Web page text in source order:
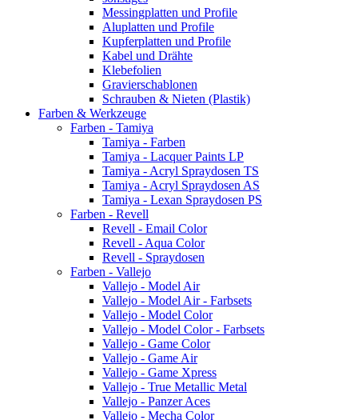
Messingplatten und Profile
Aluplatten und Profile
Kupferplatten und Profile
Kabel und Drähte
Klebefolien
Gravierschablonen
Schrauben & Nieten (Plastik)
Farben & Werkzeuge
Farben - Tamiya
Tamiya - Farben
Tamiya - Lacquer Paints LP
Tamiya - Acryl Spraydosen TS
Tamiya - Acryl Spraydosen AS
Tamiya - Lexan Spraydosen PS
Farben - Revell
Revell - Email Color
Revell - Aqua Color
Revell - Spraydosen
Farben - Vallejo
Vallejo - Model Air
Vallejo - Model Air - Farbsets
Vallejo - Model Color
Vallejo - Model Color - Farbsets
Vallejo - Game Color
Vallejo - Game Air
Vallejo - Game Xpress
Vallejo - True Metallic Metal
Vallejo - Panzer Aces
Vallejo - Mecha Color